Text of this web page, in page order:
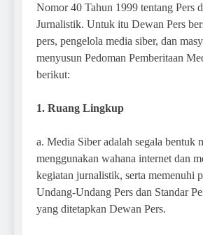
Nomor 40 Tahun 1999 tentang Pers
Jurnalistik. Untuk itu Dewan Pers
pers, pengelola media siber, dan
menyusun Pedoman Pemberitaan
berikut:
1. Ruang Lingkup
a. Media Siber adalah segala bentuk
menggunakan wahana internet dan
kegiatan jurnalistik, serta memenuhi
Undang-Undang Pers dan Standar
yang ditetapkan Dewan Pers.